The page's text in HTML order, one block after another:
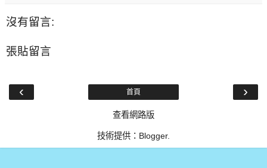
沒有留言:
張貼留言
‹ ›
首頁
查看網路版
技術提供： Blogger.